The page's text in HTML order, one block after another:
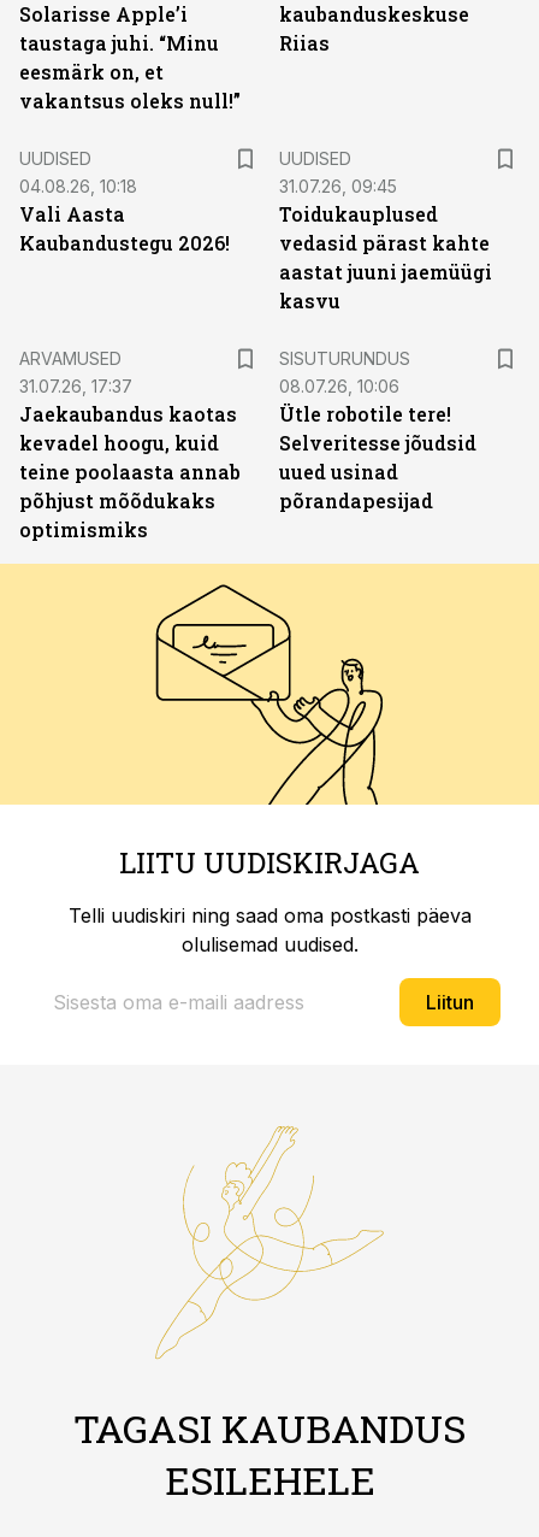
Solarisse Apple’i
taustaga juhi. “Minu
eesmärk on, et
vakantsus oleks null!”
kaubanduskeskuse
Riias
UUDISED
04.08.26, 10:18
Vali Aasta
Kaubandustegu 2026!
UUDISED
31.07.26, 09:45
Toidukauplused
vedasid pärast kahte
aastat juuni jaemüügi
kasvu
ARVAMUSED
31.07.26, 17:37
Jaekaubandus kaotas
kevadel hoogu, kuid
teine poolaasta annab
põhjust mõõdukaks
optimismiks
SISUTURUNDUS
08.07.26, 10:06
Ütle robotile tere!
Selveritesse jõudsid
uued usinad
põrandapesijad
LIITU UUDISKIRJAGA
Telli uudiskiri ning saad oma postkasti päeva
olulisemad uudised.
Liitun
TAGASI KAUBANDUS
ESILEHELE